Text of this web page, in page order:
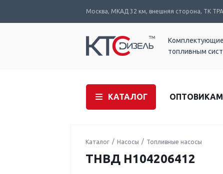
Москва, МКАД 32 км, внешняя сторона, ТК
топливным
КАТАЛОГ ОПТОВИКАМ
Каталог Насосы Топливные насосы
ТНВД H104206412